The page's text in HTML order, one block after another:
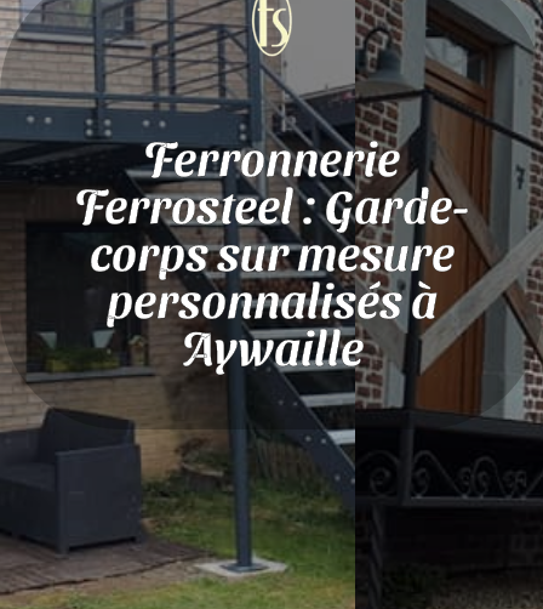
Ferronnerie
Ferrosteel : Garde-
corps sur mesure
personnalisés à
Aywaille